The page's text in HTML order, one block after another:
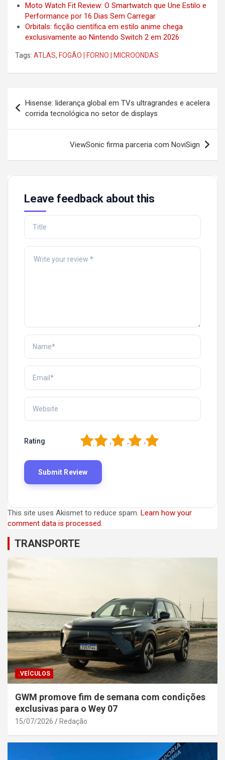
Moto Watch Fit Review: O Smartwatch que Une Estilo e
Performance por 16 Dias Sem Carregar
Orbitals: ficção científica em estilo anime chega
exclusivamente ao Nintendo Switch 2 em 2026
Tags: ATLAS, FOGÃO | FORNO | MICROONDAS
navigation
Hisense: liderança global em TVs ultragrandes e acelera
corrida tecnológica no setor de displays
ViewSonic firma parceria com NoviSign
Leave feedback about this
Rating 5
4
3
2
This site uses Akismet to reduce spam. Learn how your
comment data is processed.
TRANSPORTE
.VEÍCULOS
GWM promove fim de semana com condições
exclusivas para o Wey 07
15/07/2026 Redação